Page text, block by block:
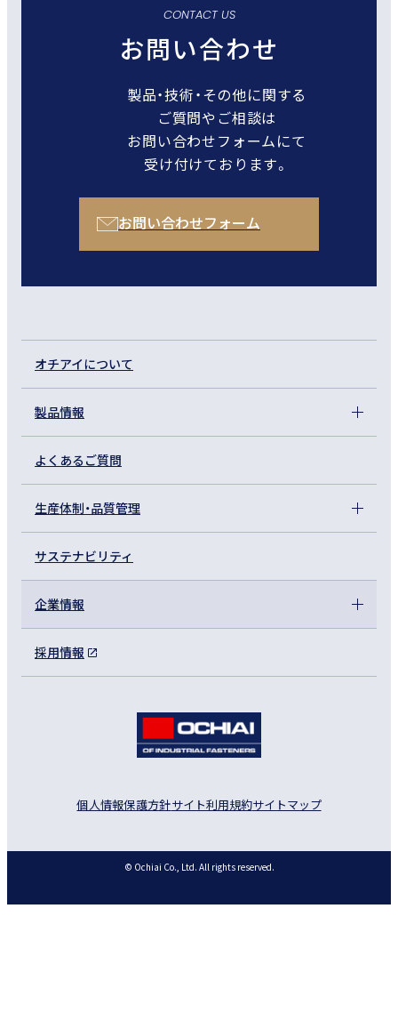
CONTACT US
お問い合わせ
製品・技術・その他に関する
ご質問やご相談は
お問い合わせフォームにて
受け付けております。
お問い合わせフォーム
オチアイについて
製品情報
よくあるご質問
生産体制・品質管理
サステナビリティ
企業情報
採用情報
個人情報保護方針サイト利用規約サイトマップ
© Ochiai Co., Ltd. All rights reserved.